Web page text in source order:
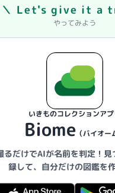
＼ Let's give it a
やってみよう
いきものコレクションアプ
Biome（バイオー
るだけでAIが名前を判定！ 見
録して、自分だけの図鑑を作